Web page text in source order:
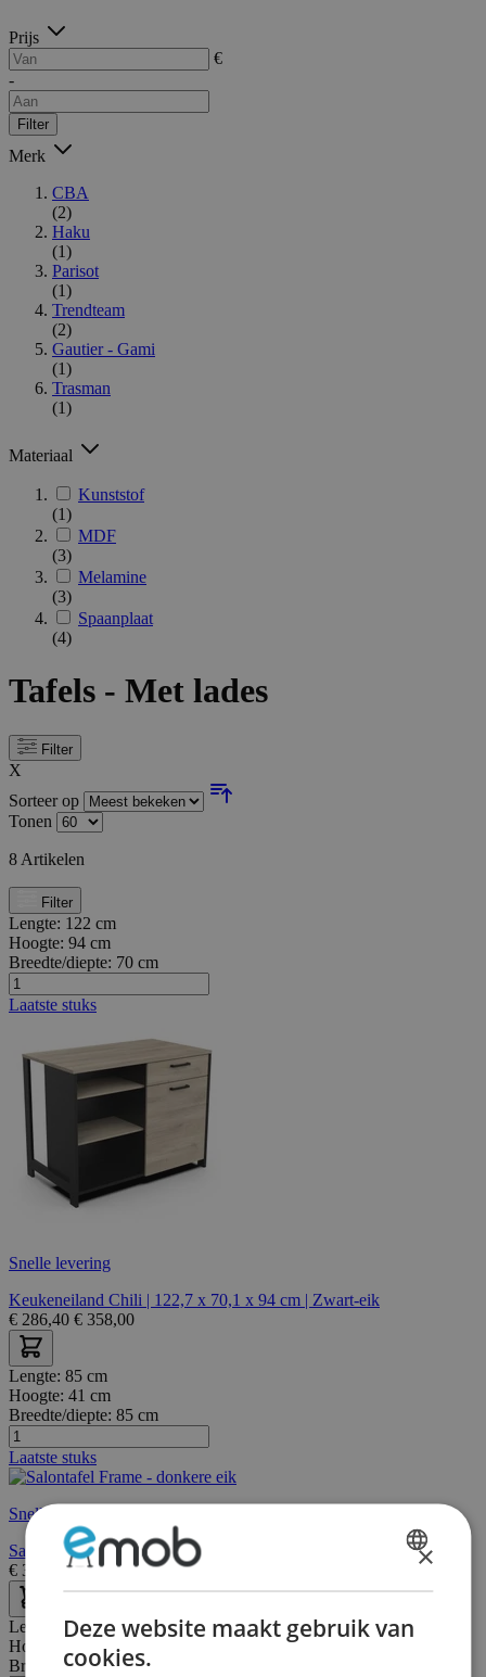
Prijs
€
-
Filter
Merk
CBA
(2)
Haku
(1)
Parisot
(1)
Trendteam
(2)
Gautier - Gami
(1)
Trasman
(1)
Materiaal
Kunststof
(1)
MDF
(3)
Melamine
(3)
Spaanplaat
(4)
Tafels - Met lades
Filter
X
Sorteer op
Tonen
8 Artikelen
Filter
Lengte: 122 cm
Hoogte: 94 cm
Breedte/diepte: 70 cm
Laatste stuks
Snelle levering
Keukeneiland Chili | 122,7 x 70,1 x 94 cm | Zwart-eik
€ 286,40 € 358,00
Lengte: 85 cm
Hoogte: 41 cm
Breedte/diepte: 85 cm
Laatste stuks
Snelle levering
Salontafel Frame - donkere eik
€ 379,00 423,00
Lengte: 105 cm
Hoogte:
78 cm
Breedte/diepte:33 cm
×
Deze website maakt gebruik van
cookies.